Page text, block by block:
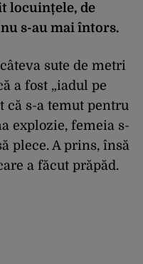
locuințele, de
s-au mai întors.
sute de metri
a fost „iadul pe
că s-a temut pentru
explozie, femeia s-
plece. A prins, însă
a făcut prăpăd.